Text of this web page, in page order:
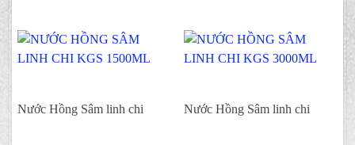
Nước Hồng Sâm linh chi Nước Hồng Sâm linh chi